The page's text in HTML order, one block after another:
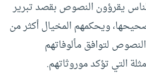
يقرؤون النصوص بقصد تبرير
ويحكمهم المخيال أكثر من
لتوافق مألوفاتهم
التي تؤكد موروثاتهم.